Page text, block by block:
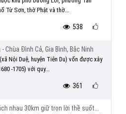
Từ Sơn, thờ Phật và thờ...
538
- Chùa Đình Cả, Gia Bình, Bắc Ninh
Nội Duệ, huyện Tiên Du) vốn được xây
-1705) với quy...
361
nhau 30km giữ trọn lời thề suốt...